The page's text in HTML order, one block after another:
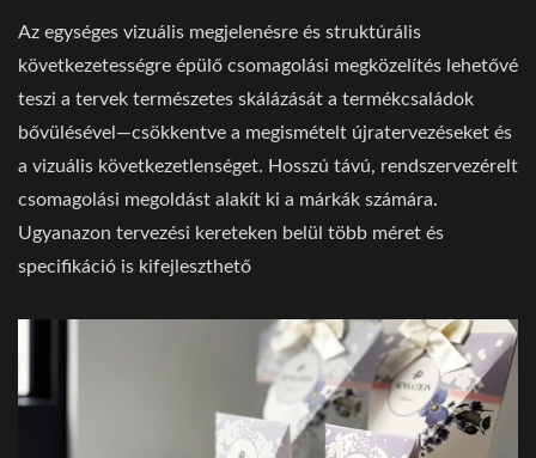
Az egységes vizuális megjelenésre és struktúrális
következetességre épülő csomagolási megközelítés lehetővé
teszi a tervek természetes skálázását a termékcsaládok
bővülésével—csökkentve a megismételt újratervezéseket és
a vizuális következetlenséget. Hosszú távú, rendszervezérelt
csomagolási megoldást alakít ki a márkák számára.
Ugyanazon tervezési kereteken belül több méret és
specifikáció is kifejleszthető